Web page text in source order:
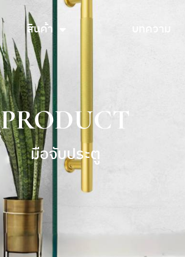
สินค้า บทความ
สินค้า
PRODUCT
มือจับประตู